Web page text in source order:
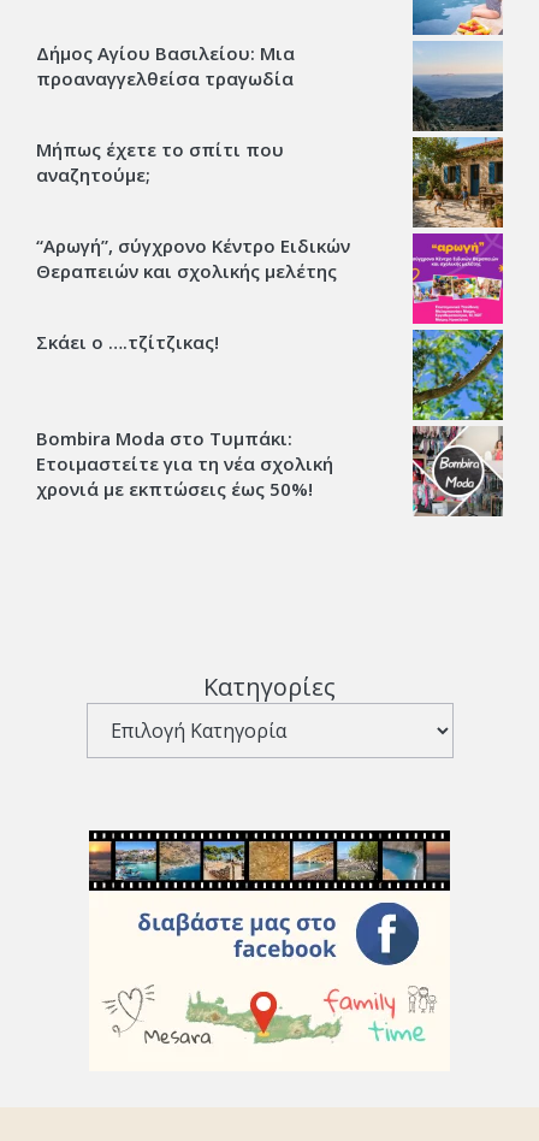
Δήμος Αγίου Βασιλείου: Μια
προαναγγελθείσα τραγωδία
Μήπως έχετε το σπίτι που
αναζητούμε;
“Αρωγή”, σύγχρονο Κέντρο Ειδικών
Θεραπειών και σχολικής μελέτης
Σκάει ο ….τζίτζικας!
Bombira Moda στο Τυμπάκι:
Ετοιμαστείτε για τη νέα σχολική
χρονιά με εκπτώσεις έως 50%!
Κατηγορίες